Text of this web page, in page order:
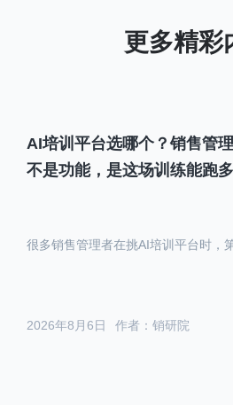
AI培训平台选哪个？销售管
不是功能，是这场训练能跑
作者：销研院
2026年8月6日
很多销售管理者在挑AI培训平台时，